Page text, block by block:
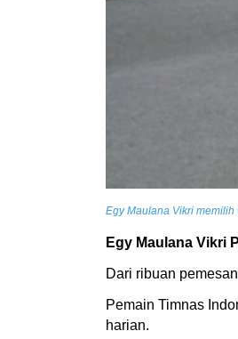
Egy Maulana Vikri
Egy Maulana Vikri
Dari ribuan
Pemain Timnas
harian.